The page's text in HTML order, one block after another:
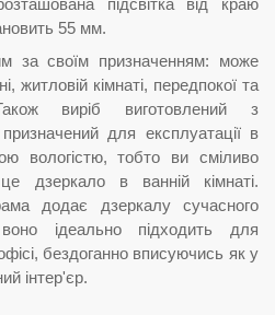
підсвітка від краю
55 мм.
за своїм призначенням: може
житловій кімнаті, передпокої та
виріб виготовлений з
призначений для експлуатації в
вологістю, тобто ви сміливо
дзеркало в ванній кімнаті.
додає дзеркалу сучасного
ідеально підходить для
бездоганно вписуючись як у
інтер'єр.